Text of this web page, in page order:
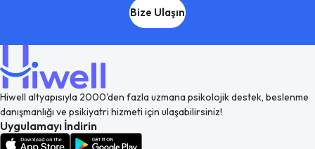
Bize Ulaşın
Hiwell altyapısıyla 2000'den fazla uzmana psikolojik destek, beslenme
danışmanlığı ve psikiyatri hizmeti için ulaşabilirsiniz!
Uygulamayı İndirin